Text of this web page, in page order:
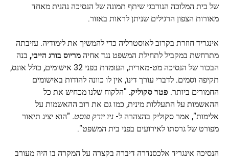
של בית המלוכה הנורבגי שיתף תמונה של הנסיכה נהנית מאחד
מאורות הצפון הרגילים שניתן לראות באזור.
אינגריד חוזרת בקרוב לאוסטרליה כדי להמשיך את לימודיה. עזיבתה
מתרחשת במקביל לתחילת המשפט נגד אחיהמריוס בורג הייבי, בנה
הבכור של הנסיכה מט-מארית, העומדת בפני 32 אישומים, כולל אונס,
תקיפה וסמים. לדברי עורך דינו, אין לו כוונה להודות באישומים
החמורים ביותר. פטר סקוליק. "הלקוח שלנו מכחיש את כל
ההאשמות על התעללות מינית, כמו גם את רוב ההאשמות על
אלימות", אמר סקוליק בהצהרה ל- ניו יורק פוסט. "הוא יציג תיאור
מפורט של גרסתו לאירועים בפני בית המשפט".
הנסיכה אינגריד אלכסנדרה דיברה בקצרה על המקרה בו היה מעורב